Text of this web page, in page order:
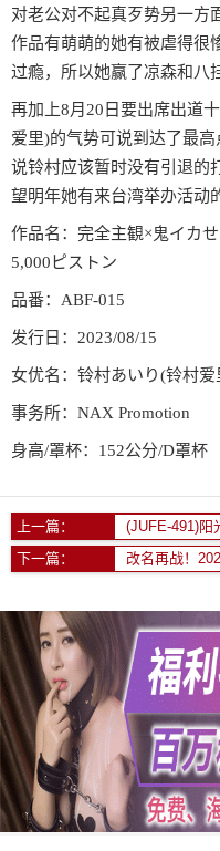
对老公对不起真歹势另一方
作品有萌萌的她有被虐得很
过瘾，所以她赢了凉森和八
再加上8月20日要出席出道
爱里)的气势可说到达了最
说铃村应该暂时没有引退的
望明年她有来台湾举办活动
作品名：完全主観×鬼イカ
5,000ピストン
品番：ABF-015
发行日：2023/08/15
女优名：铃村あいり(铃村
事务所：NAX Promotion
身高/罩杯：152公分/D罩杯
上一篇：
下一篇：
改名再战！